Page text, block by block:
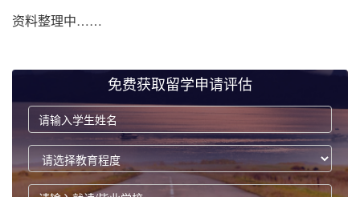
资料整理中……
免费获取留学申请评估